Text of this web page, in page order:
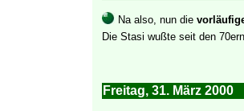
Na also, nun die
Die Stasi wußte seit den
Freitag, 31. März 2000